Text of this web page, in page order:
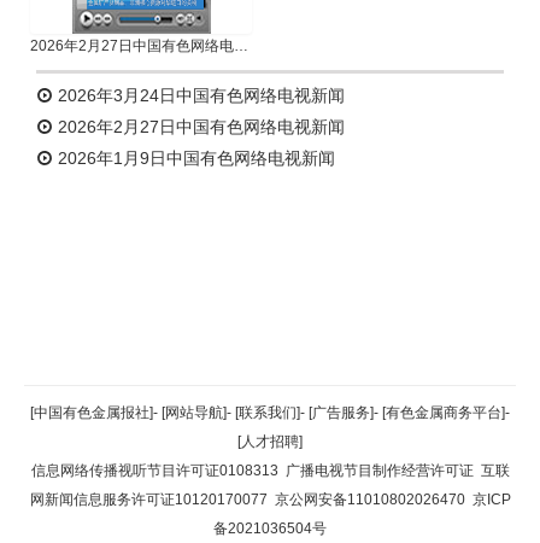
2026年2月27日中国有色网络电视新闻
2026年3月24日中国有色网络电视新闻
2026年2月27日中国有色网络电视新闻
2026年1月9日中国有色网络电视新闻
返回顶部
返回首页
[中国有色金属报社]- [网站导航]- [联系我们]- [广告服务]- [有色金属商务平台]-
[人才招聘]
信息网络传播视听节目许可证0108313 广播电视节目制作经营许可证 互联
网新闻信息服务许可证10120170077 京公网安备11010802026470 京ICP
备2021036504号